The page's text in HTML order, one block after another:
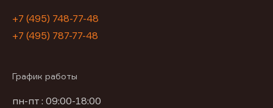
+7 (495) 748-77-48
+7 (495) 787-77-48
График работы
пн-пт : 09:00-18:00